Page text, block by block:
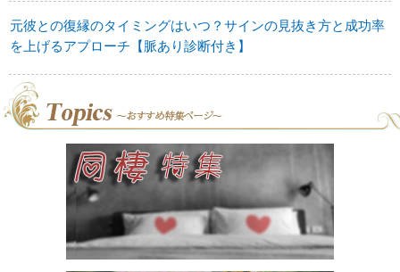
元彼との復縁のタイミングはいつ？サインの見抜き方と成功率
を上げるアプローチ【脈あり診断付き】